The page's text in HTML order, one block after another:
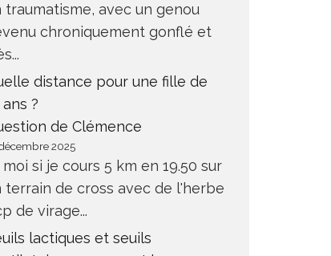
traumatisme, avec un genou
chroniquement gonflé et
distance pour une fille de
ans ?
de Clémence
2025
moi si je cours 5 km en 19.50 sur
terrain de cross avec de l'herbe
de virage...
lactiques et seuils